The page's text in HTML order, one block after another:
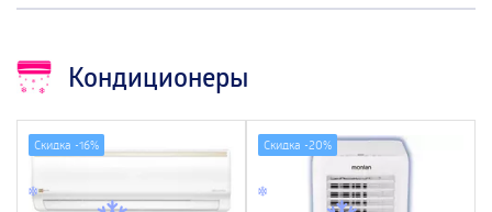
Кондиционеры
Скидка -16% Скидка -20%